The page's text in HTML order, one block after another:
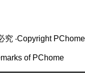
究 ‧Copyright PChome
of PChome